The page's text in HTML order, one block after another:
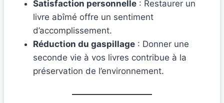
Satisfaction personnelle : Restaurer un
livre abîmé offre un sentiment
d’accomplissement.
Réduction du gaspillage : Donner une
seconde vie à vos livres contribue à la
préservation de l’environnement.